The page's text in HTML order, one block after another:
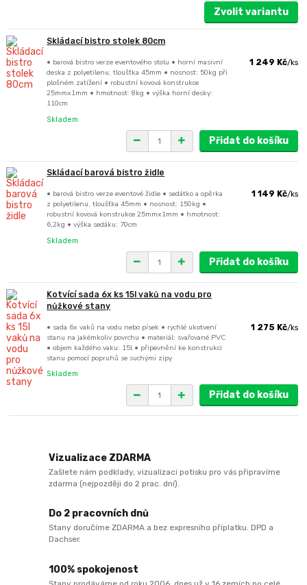
Zvolit variantu
Skládací bistro stolek 80cm
• barová bistro verze eventového stolu • horní masivní
deska z polyetilenu, tloušťka 45mm • nosnost: 50kg při
plošném zatížení • robustní kovová konstrukce
25mmx1mm • hmotnost: 8kg • výška horní desky:
110cm
1 249 Kč/ks
Skladem
Přidat do košíku
Skládací barová bistro židle
• barová bistro verze eventové židle • sedátko a opěrka
z polyetilenu, tloušťka 45mm • nosnost: 150kg •
robustní kovová konstrukce 25mmx1mm • hmotnost:
6,2kg • výška sedáku: 70cm
1 149 Kč/ks
Skladem
Přidat do košíku
Kotvící sada 6x ks 15l vaků na vodu pro
nůžkové stany
• sada 6x vaků na vodu nebo písek • rychlé ukotvení
stanu na jakémkoliv povrchu • materiál: svařované PVC
• objem každého vaku: 15l • připevnění ke konstrukci
stanu pomocí popruhů se suchými zipy
1 275 Kč/ks
Skladem
Přidat do košíku
Vizualizace ZDARMA
Zašlete nám podklady, vizualizaci potisku pro vás připravíme
zdarma (nejpozději do 2 prac. dní).
Do 2 pracovních dnů
Stany doručíme ZDARMA a bez expresního příplatku. DPD a
Dachser.
100% spokojenost